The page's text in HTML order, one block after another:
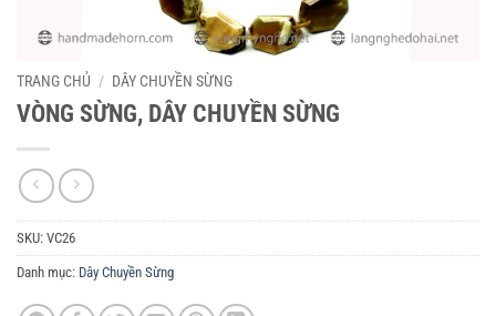
TRANG CHỦ / DÂY CHUYỀN SỪNG
VÒNG SỪNG, DÂY CHUYỀN SỪNG
SKU: VC26
Danh mục: Dây Chuyền Sừng